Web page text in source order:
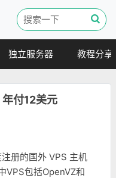
独立服务器 教程分享
付12美元
册的国外 VPS 主机
VPS包括OpenVZ和